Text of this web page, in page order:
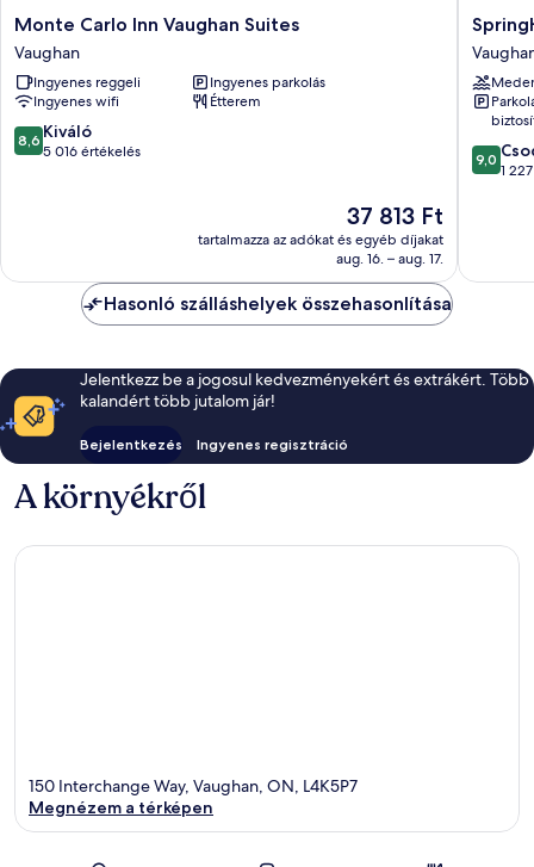
Monte
Carlo
Inn
Vaughan
Suites
Vaughan
Monte Carlo Inn Vaughan Suites
Vaughan
Ingyenes reggeli
Ingyenes parkolás
Ingyenes wifi
Étterem
8.6
ennyiből:
8,6 Kiváló
5 016 értékelés
Az
37 813 Ft
37 813 Ft
tartalmazza az adókat és egyéb díjakat
aug. 16. – aug. 17.
Suites
by
Marriott
Toronto
9.0
9,0
1
Hasonló szálláshelyek összehasonlítása
Jelentkezz be a jogosul kedvezményekért és extrákért. Több
kalandért több jutalom jár!
Bejelentkezés Ingyenes regisztráció
A környékről
150 Interchange Way, Vaughan, ON, L4K5P7
Megnézem a térképen